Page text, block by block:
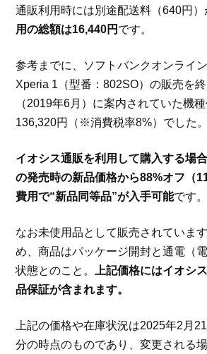
通販利用時には別途配送料（640円）
用の総額は16,440円 です。
参考までに、ソフトバンクオンライ
Xperia 1（型番：802SO）の販売を
（2019年6月）に案内されていた機
136,320円（※消費税率8%）でした。
イオシス通販を利用して購入する場
の発売時の新品価格から88%オフ（
費用で“新品同等品”が入手可能です。
なお未使用品として販売されていま
め、商品はパッケージ開封と通電（
状態とのこと。
上記価格にはイオシ
品保証が含まれます。
上記の価格や在庫状況は2025年2月
分の時点のものであり、変更される